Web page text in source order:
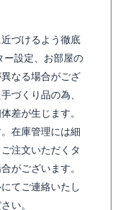
づけるよう徹底
ー設定、お部屋の
なる場合がござ
づくり品の為、
差が生じます。
在庫管理には細
注文いただくタ
がございます。
てご連絡いたし
い。